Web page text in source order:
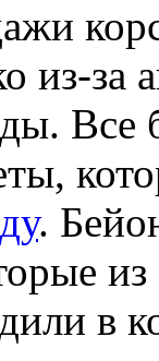
из-за
Все
.
в